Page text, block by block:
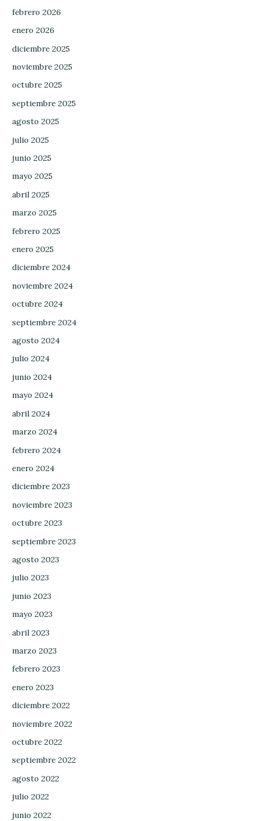
febrero 2026
enero 2026
diciembre 2025
noviembre 2025
octubre 2025
septiembre 2025
agosto 2025
julio 2025
junio 2025
mayo 2025
abril 2025
marzo 2025
febrero 2025
enero 2025
diciembre 2024
noviembre 2024
octubre 2024
septiembre 2024
agosto 2024
julio 2024
junio 2024
mayo 2024
abril 2024
marzo 2024
febrero 2024
enero 2024
diciembre 2023
noviembre 2023
octubre 2023
septiembre 2023
agosto 2023
julio 2023
junio 2023
mayo 2023
abril 2023
marzo 2023
febrero 2023
enero 2023
diciembre 2022
noviembre 2022
octubre 2022
septiembre 2022
agosto 2022
julio 2022
junio 2022